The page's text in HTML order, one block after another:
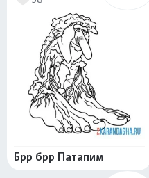
Брр брр Патапим